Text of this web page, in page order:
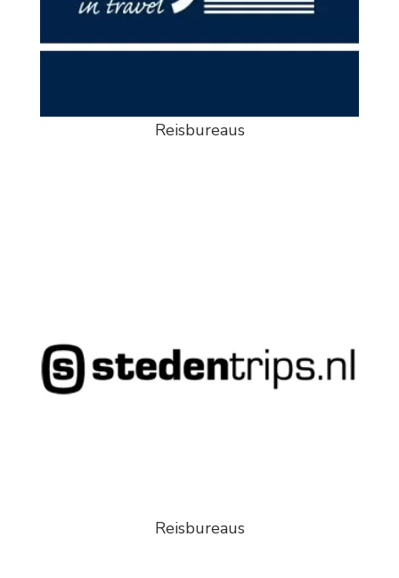
Reisbureaus
Reisbureaus